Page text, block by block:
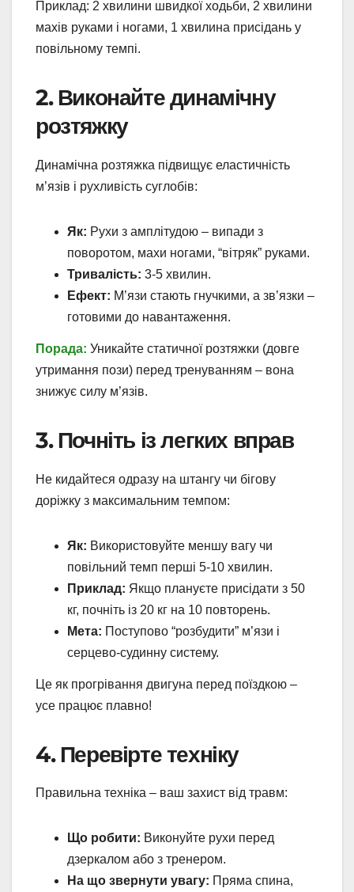
Приклад: 2 хвилини швидкої ходьби, 2 хвилини
махів руками і ногами, 1 хвилина присідань у
повільному темпі.
2. Виконайте динамічну
розтяжку
Динамічна розтяжка підвищує еластичність
м’язів і рухливість суглобів:
Як: Рухи з амплітудою – випади з
поворотом, махи ногами, “вітряк” руками.
Тривалість: 3-5 хвилин.
Ефект: М’язи стають гнучкими, а зв’язки –
готовими до навантаження.
Порада: Уникайте статичної розтяжки (довге
утримання пози) перед тренуванням – вона
знижує силу м’язів.
3. Почніть із легких вправ
Не кидайтеся одразу на штангу чи бігову
доріжку з максимальним темпом:
Як: Використовуйте меншу вагу чи
повільний темп перші 5-10 хвилин.
Приклад: Якщо плануєте присідати з 50
кг, почніть із 20 кг на 10 повторень.
Мета: Поступово “розбудити” м’язи і
серцево-судинну систему.
Це як прогрівання двигуна перед поїздкою –
усе працює плавно!
4. Перевірте техніку
Правильна техніка – ваш захист від травм:
Що робити: Виконуйте рухи перед
дзеркалом або з тренером.
На що звернути увагу: Пряма спина,